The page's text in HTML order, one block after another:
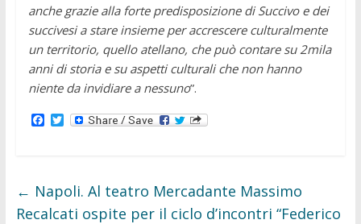
anche grazie alla forte predisposizione di Succivo e dei
succivesi a stare insieme per accrescere culturalmente
un territorio, quello atellano, che può contare su 2mila
anni di storia e su aspetti culturali che non hanno
niente da invidiare a nessuno”.
F
o
o
k
T
e
r
← Napoli. Al teatro Mercadante Massimo
Recalcati ospite per il ciclo d’incontri “Federico